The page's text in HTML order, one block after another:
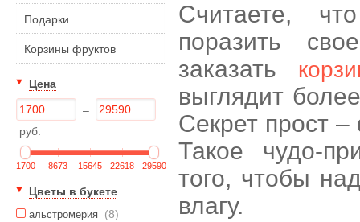
Подарки
Корзины фруктов
Цена
–
руб.
1700 8673 15645 22618 29590
Цветы в букете
альстромерия (8)
Считаете,
поразить
заказать
выглядит
Секрет прост
Такое чудо-
того, чтобы
влагу.